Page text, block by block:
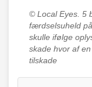
© Local Eyes. 5
færdselsuheld
skulle ifølge
skade hvor af
tilskade